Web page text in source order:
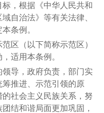
，根据《中华人民共和
自治法》等有关法律、
条例。
（以下简称示范区）
适用本条例。
，政府负责，部门实
推进、示范引领的原
社会主义民族关系，努
结和谐局面更加巩固，